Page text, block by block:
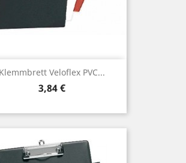
Klemmbrett Veloflex PVC...
Preis
3,84 €